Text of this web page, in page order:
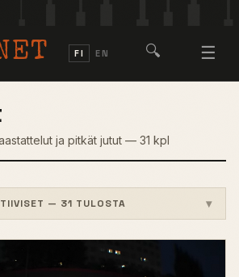
FI EN 🔍 ☰
ja pitkät jutut — 31 kpl
— 31 TULOSTA